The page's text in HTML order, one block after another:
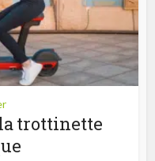
trottinette